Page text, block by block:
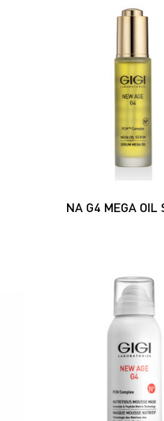
NA G4 MEGA OIL